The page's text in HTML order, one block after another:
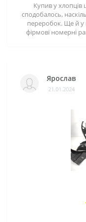
Купив у хлопців
сподобалось,
переробок. Ще й у
фірмові номерні
Ярослав
21.01.2024